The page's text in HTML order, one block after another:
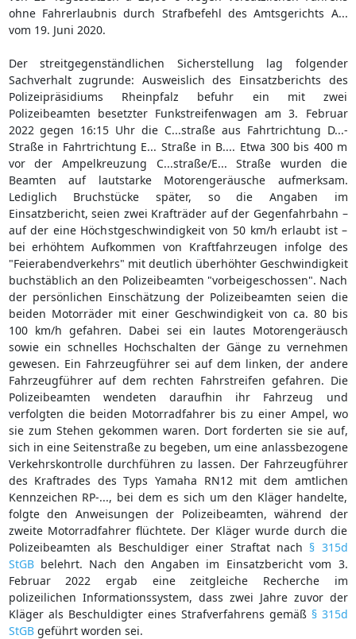
ohne Fahrerlaubnis durch Strafbefehl des Amtsgerichts A...
vom 19. Juni 2020.
Der streitgegenständlichen Sicherstellung lag folgender
Sachverhalt zugrunde: Ausweislich des Einsatzberichts des
Polizeipräsidiums Rheinpfalz befuhr ein mit zwei
Polizeibeamten besetzter Funkstreifenwagen am 3. Februar
2022 gegen 16:15 Uhr die C...straße aus Fahrtrichtung D...-
Straße in Fahrtrichtung E... Straße in B.... Etwa 300 bis 400 m
vor der Ampelkreuzung C...straße/E... Straße wurden die
Beamten auf lautstarke Motorengeräusche aufmerksam.
Lediglich Bruchstücke später, so die Angaben im
Einsatzbericht, seien zwei Krafträder auf der Gegenfahrbahn –
auf der eine Höchstgeschwindigkeit von 50 km/h erlaubt ist –
bei erhöhtem Aufkommen von Kraftfahrzeugen infolge des
"Feierabendverkehrs" mit deutlich überhöhter Geschwindigkeit
buchstäblich an den Polizeibeamten "vorbeigeschossen". Nach
der persönlichen Einschätzung der Polizeibeamten seien die
beiden Motorräder mit einer Geschwindigkeit von ca. 80 bis
100 km/h gefahren. Dabei sei ein lautes Motorengeräusch
sowie ein schnelles Hochschalten der Gänge zu vernehmen
gewesen. Ein Fahrzeugführer sei auf dem linken, der andere
Fahrzeugführer auf dem rechten Fahrstreifen gefahren. Die
Polizeibeamten wendeten daraufhin ihr Fahrzeug und
verfolgten die beiden Motorradfahrer bis zu einer Ampel, wo
sie zum Stehen gekommen waren. Dort forderten sie sie auf,
sich in eine Seitenstraße zu begeben, um eine anlassbezogene
Verkehrskontrolle durchführen zu lassen. Der Fahrzeugführer
des Kraftrades des Typs Yamaha RN12 mit dem amtlichen
Kennzeichen RP-..., bei dem es sich um den Kläger handelte,
folgte den Anweisungen der Polizeibeamten, während der
zweite Motorradfahrer flüchtete. Der Kläger wurde durch die
Polizeibeamten als Beschuldiger einer Straftat nach § 315d
StGBbelehrt. Nach den Angaben im Einsatzbericht vom 3.
Februar 2022 ergab eine zeitgleiche Recherche im
polizeilichen Informationssystem, dass zwei Jahre zuvor der
Kläger als Beschuldigter eines Strafverfahrens gemäß § 315d
StGBgeführt worden sei.